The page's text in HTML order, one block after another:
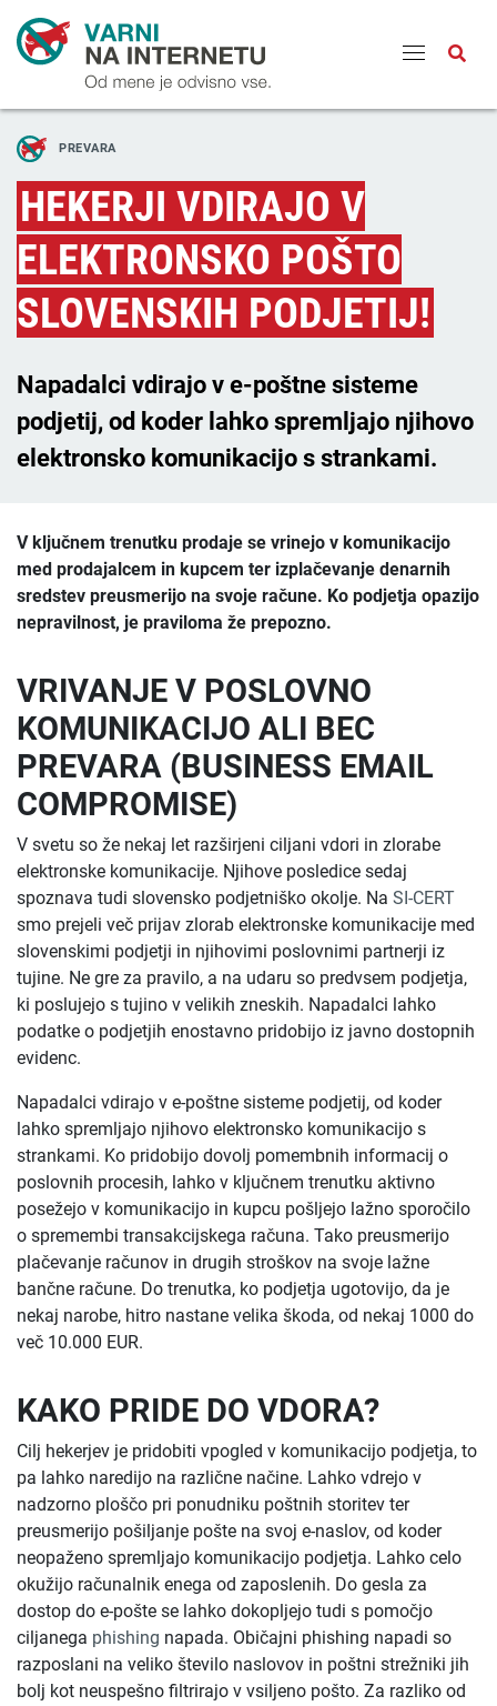
PREVARA
HEKERJI VDIRAJO V
ELEKTRONSKO POŠTO
SLOVENSKIH PODJETIJ!
Napadalci vdirajo v e-poštne sisteme
podjetij, od koder lahko spremljajo njihovo
elektronsko komunikacijo s strankami.
V ključnem trenutku prodaje se vrinejo v komunikacijo
med prodajalcem in kupcem ter izplačevanje denarnih
sredstev preusmerijo na svoje račune. Ko podjetja opazijo
nepravilnost, je praviloma že prepozno.
VRIVANJE V POSLOVNO
KOMUNIKACIJO ALI BEC
PREVARA (BUSINESS EMAIL
COMPROMISE)
V svetu so že nekaj let razširjeni ciljani vdori in zlorabe
elektronske komunikacije. Njihove posledice sedaj
spoznava tudi slovensko podjetniško okolje. Na SI-CERT
smo prejeli več prijav zlorab elektronske komunikacije med
slovenskimi podjetji in njihovimi poslovnimi partnerji iz
tujine. Ne gre za pravilo, a na udaru so predvsem podjetja,
ki poslujejo s tujino v velikih zneskih. Napadalci lahko
podatke o podjetjih enostavno pridobijo iz javno dostopnih
evidenc.
Napadalci vdirajo v e-poštne sisteme podjetij, od koder
lahko spremljajo njihovo elektronsko komunikacijo s
strankami. Ko pridobijo dovolj pomembnih informacij o
poslovnih procesih, lahko v ključnem trenutku aktivno
posežejo v komunikacijo in kupcu pošljejo lažno sporočilo
o spremembi transakcijskega računa. Tako preusmerijo
plačevanje računov in drugih stroškov na svoje lažne
bančne račune. Do trenutka, ko podjetja ugotovijo, da je
nekaj narobe, hitro nastane velika škoda, od nekaj 1000 do
več 10.000 EUR.
KAKO PRIDE DO VDORA?
Cilj hekerjev je pridobiti vpogled v komunikacijo podjetja, to
pa lahko naredijo na različne načine. Lahko vdrejo v
nadzorno ploščo pri ponudniku poštnih storitev ter
preusmerijo pošiljanje pošte na svoj e-naslov, od koder
neopaženo spremljajo komunikacijo podjetja. Lahko celo
okužijo računalnik enega od zaposlenih. Do gesla za
dostop do e-pošte se lahko dokopljejo tudi s pomočjo
ciljanega phishing napada. Običajni phishing napadi so
razposlani na veliko število naslovov in poštni strežniki jih
bolj kot neuspešno filtrirajo v vsiljeno pošto. Za razliko od